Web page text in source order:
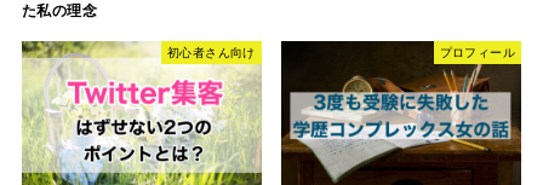
た私の理念
初心者さん向け プロフィール